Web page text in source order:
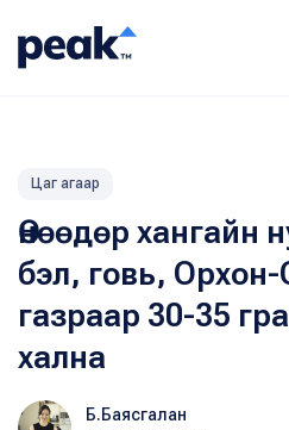
Цаг агаар
Өнөөдөр хангайн
бэл, говь,
газраар 30-35
хална
Б.Баясгалан